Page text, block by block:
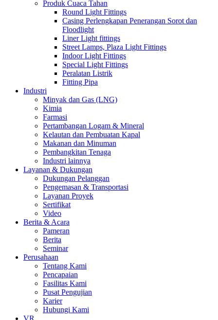
Produk Cuaca Tahan
Round Light Fittings
Casing Perlengkapan Penerangan Sorot dan
Floodlight
Liner Light fittings
Street Lamps, Plaza Light Fittings
Indoor Light Fittings
Special Light Fittings
Peralatan Listrik
Fitting Pipa
Industri
Minyak dan Gas (LNG)
Kimia
Farmasi
Pertambangan Logam & Mineral
Kelautan dan Pembuatan Kapal
Makanan dan Minuman
Pembangkitan Tenaga
Industri lainnya
Layanan & Dukungan
Dukungan Pelanggan
Pengemasan & Transportasi
Layanan Proyek
Sertifikat
Video
Berita & Acara
Pameran
Berita
Seminar
Perusahaan
Tentang Kami
Pencapaian
Fasilitas Kami
Pusat Pengujian
Karier
Hubungi Kami
VR